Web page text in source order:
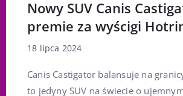
Nowy SUV Canis
premie za wyścigi
18 lipca 2024
Canis Castigator balansuje na
to jedyny SUV na świecie o